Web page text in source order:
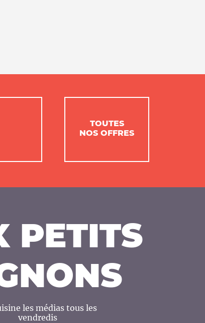
TOUTES
NOS OFFRES
PETITS
les médias tous les
vendredis